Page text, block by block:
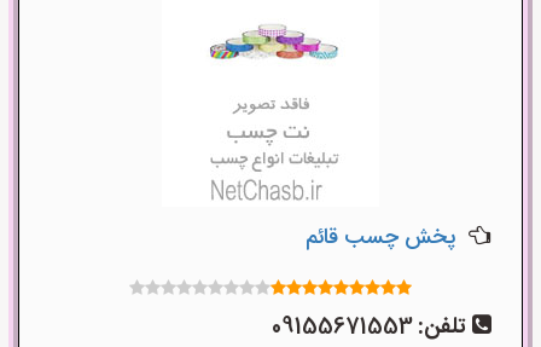
پخش چسب قائم
تلفن:09155671553